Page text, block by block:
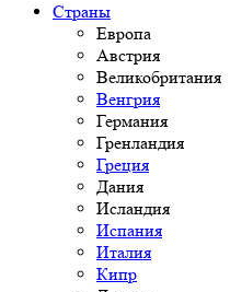
Страны
Европа
Австрия
Великобритания
Венгрия
Германия
Гренландия
Греция
Дания
Исландия
Испания
Италия
Кипр